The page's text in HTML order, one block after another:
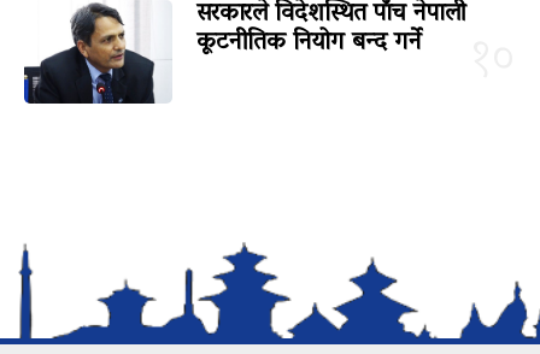
सरकारले विदेशस्थित पाँच नेपाली
कूटनीतिक नियोग बन्द गर्ने